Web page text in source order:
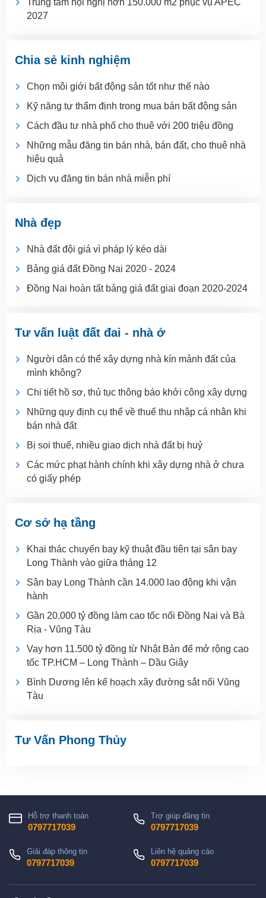
Trung tâm hội nghị hơn 150.000 m2 phục vụ APEC
2027
Chia sẻ kinh nghiệm
Chọn môi giới bất động sản tốt như thế nào
Kỹ năng tự thẩm định trong mua bán bất động sản
Cách đầu tư nhà phố cho thuê với 200 triệu đồng
Những mẫu đăng tin bán nhà, bán đất, cho thuê nhà
hiệu quả
Dịch vụ đăng tin bán nhà miễn phí
Nhà đẹp
Nhà đất đội giá vì pháp lý kéo dài
Bảng giá đất Đồng Nai 2020 - 2024
Đồng Nai hoàn tất bảng giá đất giai đoạn 2020-2024
Tư vấn luật đất đai - nhà ở
Người dân có thể xây dựng nhà kín mảnh đất của
mình không?
Chi tiết hồ sơ, thủ tục thông báo khởi công xây dựng
Những quy định cụ thể về thuế thu nhập cá nhân khi
bán nhà đất
Bị soi thuế, nhiều giao dịch nhà đất bị huỷ
Các mức phạt hành chính khi xây dựng nhà ở chưa
có giấy phép
Cơ sở hạ tầng
Khai thác chuyến bay kỹ thuật đầu tiên tại sân bay
Long Thành vào giữa tháng 12
Sân bay Long Thành cần 14.000 lao động khi vận
hành
Gần 20.000 tỷ đồng làm cao tốc nối Đồng Nai và Bà
Rịa - Vũng Tàu
Vay hơn 11.500 tỷ đồng từ Nhật Bản để mở rộng cao
tốc TP.HCM – Long Thành – Dầu Giây
Bình Dương lên kế hoạch xây đường sắt nối Vũng
Tàu
Tư Vấn Phong Thủy
Hỗ trợ thanh toán
0797717039
Trợ giúp đăng tin
0797717039
Giải đáp thông tin
0797717039
Liên hệ quảng cáo
0797717039